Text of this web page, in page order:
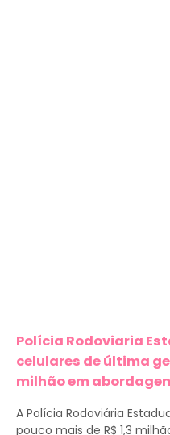
Polícia Rodoviaria
celulares de última
milhão em
A Polícia Rodoviária
pouco mais de R$ 1,3